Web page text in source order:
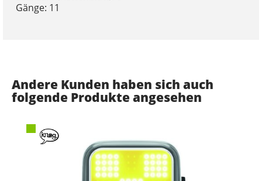
Gänge: 11
Andere Kunden haben sich auch
folgende Produkte angesehen